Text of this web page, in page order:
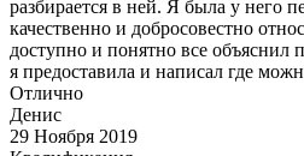
разбирается в ней. Я была у него
качественно и добросовестно
доступно и понятно все объяснил
я предоставила и написал где
Отлично
Денис
29 Ноября 2019